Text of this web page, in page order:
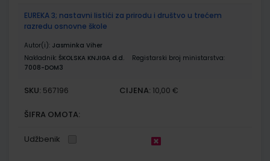
EUREKA 3; nastavni listići za prirodu i društvo u trećem
razredu osnovne škole
Autor(i): Jasminka Viher
Nakladnik: ŠKOLSKA KNJIGA d.d.
Registarski broj ministarstva:
7008-DOM3
SKU: 567196 CIJENA: 10,00 €
ŠIFRA OMOTA:
Udžbenik